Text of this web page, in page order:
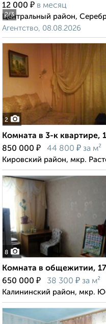
2/3
12 000 ₽ в месяц
Центральный район,
Агентство, 08.08.2026
2
Комната в 3-к квартире,
850 000 ₽ 44 800 ₽ за м²
Кировский район, мкр.
8
Комната в общежитии,
650 000 ₽ 38 300 ₽ за м²
Калининский район, мкр.